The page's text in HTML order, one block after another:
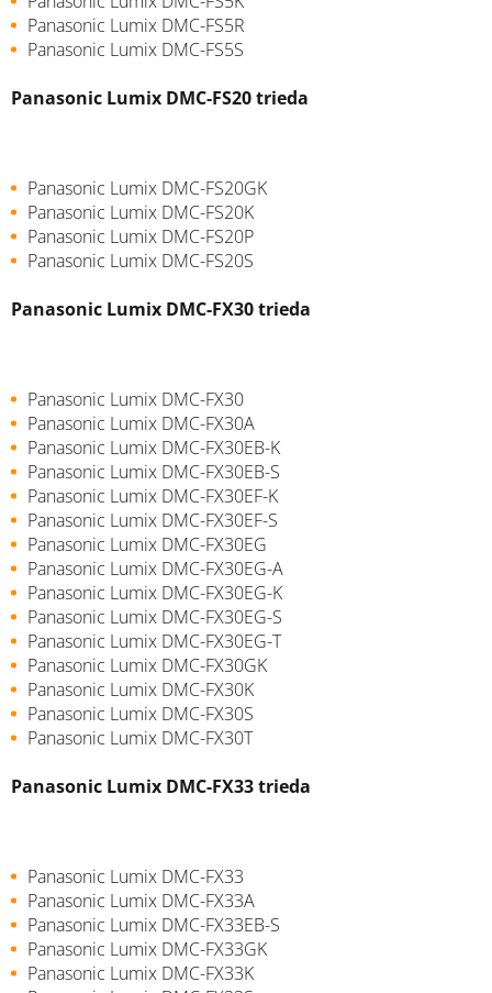
Panasonic Lumix DMC-FS5R
Panasonic Lumix DMC-FS5S
Panasonic Lumix DMC-FS20 trieda
Panasonic Lumix DMC-FS20GK
Panasonic Lumix DMC-FS20K
Panasonic Lumix DMC-FS20P
Panasonic Lumix DMC-FS20S
Panasonic Lumix DMC-FX30 trieda
Panasonic Lumix DMC-FX30
Panasonic Lumix DMC-FX30A
Panasonic Lumix DMC-FX30EB-K
Panasonic Lumix DMC-FX30EB-S
Panasonic Lumix DMC-FX30EF-K
Panasonic Lumix DMC-FX30EF-S
Panasonic Lumix DMC-FX30EG
Panasonic Lumix DMC-FX30EG-A
Panasonic Lumix DMC-FX30EG-K
Panasonic Lumix DMC-FX30EG-S
Panasonic Lumix DMC-FX30EG-T
Panasonic Lumix DMC-FX30GK
Panasonic Lumix DMC-FX30K
Panasonic Lumix DMC-FX30S
Panasonic Lumix DMC-FX30T
Panasonic Lumix DMC-FX33 trieda
Panasonic Lumix DMC-FX33
Panasonic Lumix DMC-FX33A
Panasonic Lumix DMC-FX33EB-S
Panasonic Lumix DMC-FX33GK
Panasonic Lumix DMC-FX33K